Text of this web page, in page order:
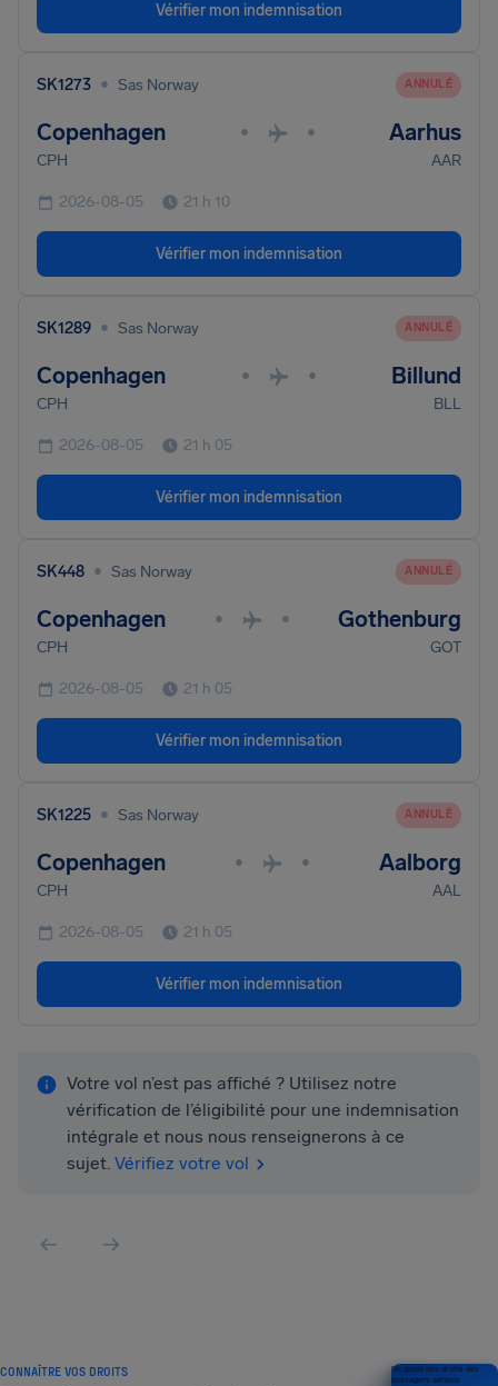
Vérifier mon indemnisation
SK1273 • Sas Norway ANNULÉ
Copenhagen • • Aarhus
CPH AAR
2026-08-05 21 h 10
Vérifier mon indemnisation
SK1289 • Sas Norway ANNULÉ
Copenhagen • • Billund
CPH BLL
2026-08-05 21 h 05
Vérifier mon indemnisation
SK448 • Sas Norway ANNULÉ
Copenhagen • • Gothenburg
CPH GOT
2026-08-05 21 h 05
Vérifier mon indemnisation
SK1225 • Sas Norway ANNULÉ
Copenhagen • • Aalborg
CPH AAL
2026-08-05 21 h 05
Vérifier mon indemnisation
Votre vol n’est pas affiché ? Utilisez notre
vérification de l’éligibilité pour une indemnisation
intégrale et nous nous renseignerons à ce
sujet. Vérifiez votre vol
CONNAÎTRE VOS DROITS
Un guide des droits des
passagers aériens